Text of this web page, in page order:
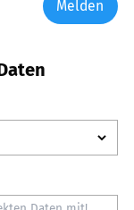
Melden